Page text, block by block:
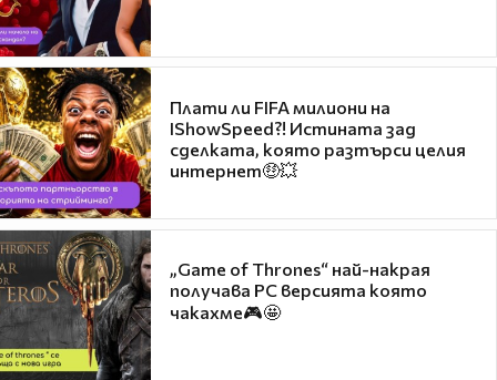
Плати ли FIFA милиони на
IShowSpeed?! Истината зад
сделката, която разтърси целия
интернет🤑💥
„Game of Thrones“ най-накрая
получава PC версията която
чакахме🎮🤩